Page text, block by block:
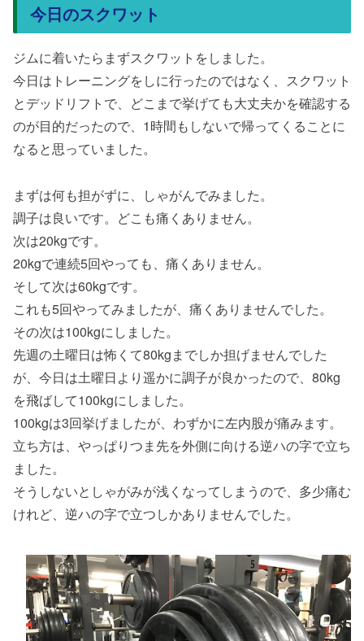
今日のスクワット
ジムに着いたらまずスクワットをしました。
今日はトレーニングをしに行ったのではなく、スクワット
とデッドリフトで、どこまで挙げても大丈夫かを確認する
のが目的だったので、1時間もしないで帰ってくることに
なると思っていました。
まずは何も担がずに、しゃがんでみました。
調子は良いです。どこも痛くありません。
次は20kgです。
20kgで連続5回やっても、痛くありません。
そして次は60kgです。
これも5回やってみましたが、痛くありませんでした。
その次は100kgにしました。
先週の土曜日は怖くて80kgまでしか担げませんでした
が、今日は土曜日より遥かに調子が良かったので、80kg
を飛ばして100kgにしました。
100kgは3回挙げましたが、わずかに左内股が痛みます。
立ち方は、やっぱりつま先を外側に向ける逆ハの字で立ち
ました。
そうしないとしゃがみが浅くなってしまうので、多少痛む
けれど、逆ハの字で立つしかありませんでした。